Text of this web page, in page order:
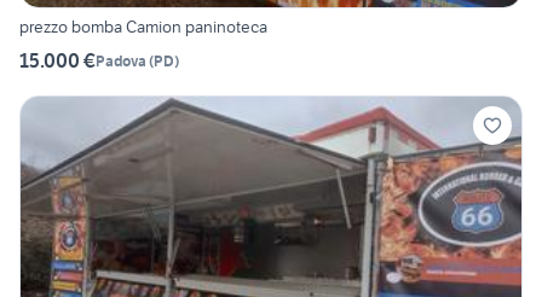
prezzo bomba Camion paninoteca
15.000 €Padova (PD)